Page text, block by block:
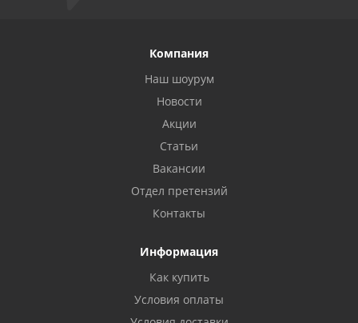
Компания
Наш шоурум
Новости
Акции
Статьи
Вакансии
Отдел претензий
Контакты
Информация
Как купить
Условия оплаты